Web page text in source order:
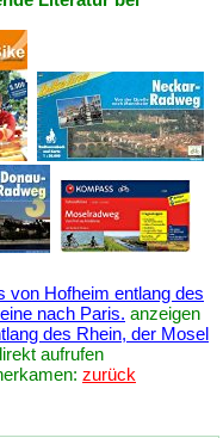
von Hofheim entlang des
nach Paris. anzeigen
des Rhein, der Mosel
aufrufen
zurück